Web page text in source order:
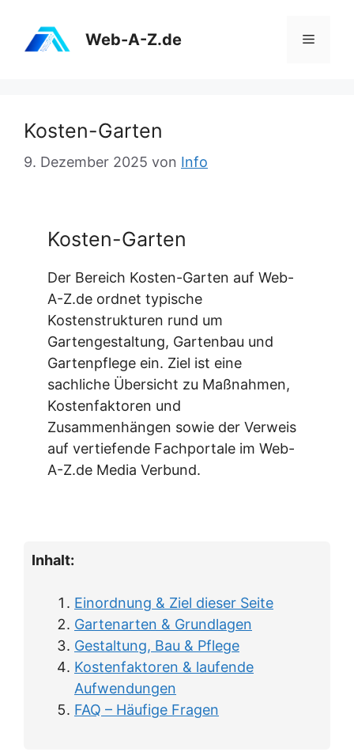
Inhalt
springen
Web-A-Z.de Menü
Kosten-Garten
9. Dezember 2025 von Info
Kosten-Garten
Der Bereich Kosten-Garten auf Web-
A-Z.de ordnet typische
Kostenstrukturen rund um
Gartengestaltung, Gartenbau und
Gartenpflege ein. Ziel ist eine
sachliche Übersicht zu Maßnahmen,
Kostenfaktoren und
Zusammenhängen sowie der Verweis
auf vertiefende Fachportale im Web-
A-Z.de Media Verbund.
Inhalt:
Einordnung & Ziel dieser Seite
Gartenarten & Grundlagen
Gestaltung, Bau & Pflege
Kostenfaktoren & laufende
Aufwendungen
FAQ – Häufige Fragen